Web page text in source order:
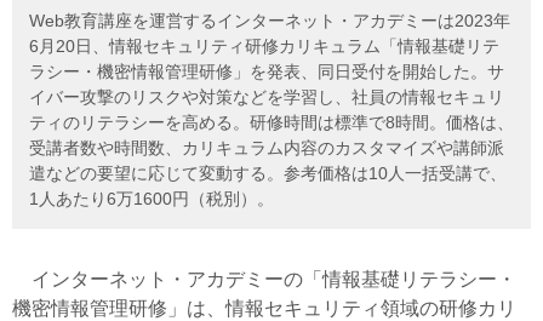
Web教育講座を運営するインターネット・アカデミーは2023年
6月20日、情報セキュリティ研修カリキュラム「情報基礎リテ
ラシー・機密情報管理研修」を発表、同日受付を開始した。サ
イバー攻撃のリスクや対策などを学習し、社員の情報セキュリ
ティのリテラシーを高める。研修時間は標準で8時間。価格は、
受講者数や時間数、カリキュラム内容のカスタマイズや講師派
遣などの要望に応じて変動する。参考価格は10人一括受講で、
1人あたり6万1600円（税別）。
インターネット・アカデミーの「情報基礎リテラシー・
機密情報管理研修」は、情報セキュリティ領域の研修カリ